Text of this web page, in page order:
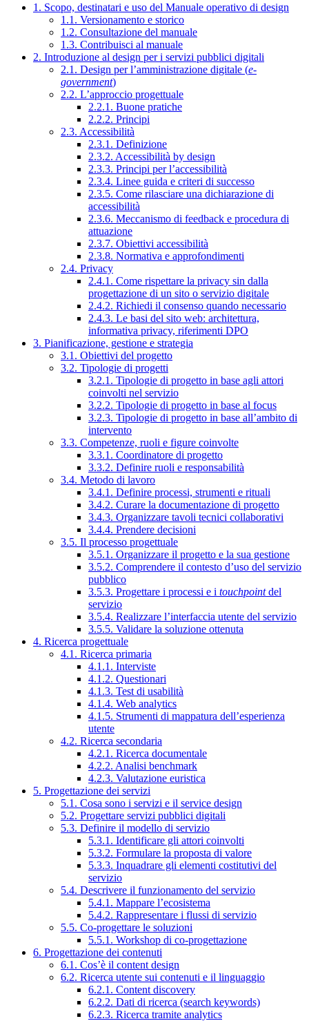
1. Scopo, destinatari e uso del Manuale operativo di design
1.1. Versionamento e storico
1.2. Consultazione del manuale
1.3. Contribuisci al manuale
2. Introduzione al design per i servizi pubblici digitali
2.1. Design per l’amministrazione digitale (e-
government)
2.2. L’approccio progettuale
2.2.1. Buone pratiche
2.2.2. Principi
2.3. Accessibilità
2.3.1. Definizione
2.3.2. Accessibilità by design
2.3.3. Principi per l’accessibilità
2.3.4. Linee guida e criteri di successo
2.3.5. Come rilasciare una dichiarazione di
accessibilità
2.3.6. Meccanismo di feedback e procedura di
attuazione
2.3.7. Obiettivi accessibilità
2.3.8. Normativa e approfondimenti
2.4. Privacy
2.4.1. Come rispettare la privacy sin dalla
progettazione di un sito o servizio digitale
2.4.2. Richiedi il consenso quando necessario
2.4.3. Le basi del sito web: architettura,
informativa privacy, riferimenti DPO
3. Pianificazione, gestione e strategia
3.1. Obiettivi del progetto
3.2. Tipologie di progetti
3.2.1. Tipologie di progetto in base agli attori
coinvolti nel servizio
3.2.2. Tipologie di progetto in base al focus
3.2.3. Tipologie di progetto in base all’ambito di
intervento
3.3. Competenze, ruoli e figure coinvolte
3.3.1. Coordinatore di progetto
3.3.2. Definire ruoli e responsabilità
3.4. Metodo di lavoro
3.4.1. Definire processi, strumenti e rituali
3.4.2. Curare la documentazione di progetto
3.4.3. Organizzare tavoli tecnici collaborativi
3.4.4. Prendere decisioni
3.5. Il processo progettuale
3.5.1. Organizzare il progetto e la sua gestione
3.5.2. Comprendere il contesto d’uso del servizio
pubblico
3.5.3. Progettare i processi e i touchpointdel
servizio
3.5.4. Realizzare l’interfaccia utente del servizio
3.5.5. Validare la soluzione ottenuta
4. Ricerca progettuale
4.1. Ricerca primaria
4.1.1. Interviste
4.1.2. Questionari
4.1.3. Test di usabilità
4.1.4. Web analytics
4.1.5. Strumenti di mappatura dell’esperienza
utente
4.2. Ricerca secondaria
4.2.1. Ricerca documentale
4.2.2. Analisi benchmark
4.2.3. Valutazione euristica
5. Progettazione dei servizi
5.1. Cosa sono i servizi e il service design
5.2. Progettare servizi pubblici digitali
5.3. Definire il modello di servizio
5.3.1. Identificare gli attori coinvolti
5.3.2. Formulare la proposta di valore
5.3.3. Inquadrare gli elementi costitutivi del
servizio
5.4. Descrivere il funzionamento del servizio
5.4.1. Mappare l’ecosistema
5.4.2. Rappresentare i flussi di servizio
5.5. Co-progettare le soluzioni
5.5.1. Workshop di co-progettazione
6. Progettazione dei contenuti
6.1. Cos’è il content design
6.2. Ricerca utente sui contenuti e il linguaggio
6.2.1. Content discovery
6.2.2. Dati di ricerca (search keywords)
6.2.3. Ricerca tramite analytics